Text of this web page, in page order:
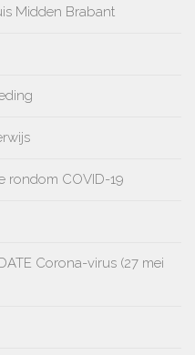
Midden Brabant
rondom COVID-19
Corona-virus (27 mei